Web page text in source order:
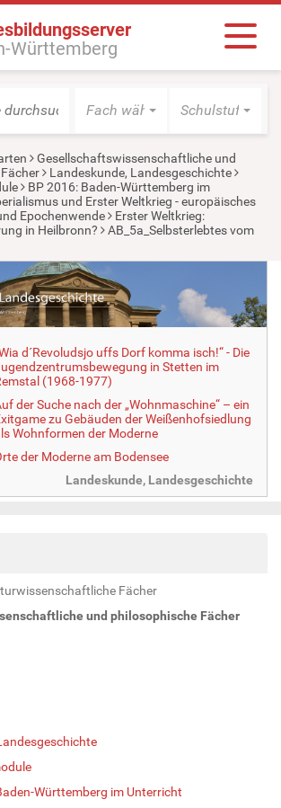
Württemberg
Fach wählen Schulstufe
Gesellschaftswissenschaftliche und
Landeskunde, Landesgeschichte
BP 2016: Baden-Württemberg im
und Erster Weltkrieg - europäisches
Epochenwende
Erster Weltkrieg:
in Heilbronn?
AB_5a_Selbsterlebtes vom
d´Revoludsjo uffs Dorf komma isch!“ - Die
in Stetten im
(1968-1977)
der Suche nach der „Wohnmaschine“ – ein
zu Gebäuden der Weißenhofsiedlung
Wohnformen der Moderne
der Moderne am Bodensee
Landeskunde, Landesgeschichte
Fächer
und philosophische Fächer
Württemberg im Unterricht